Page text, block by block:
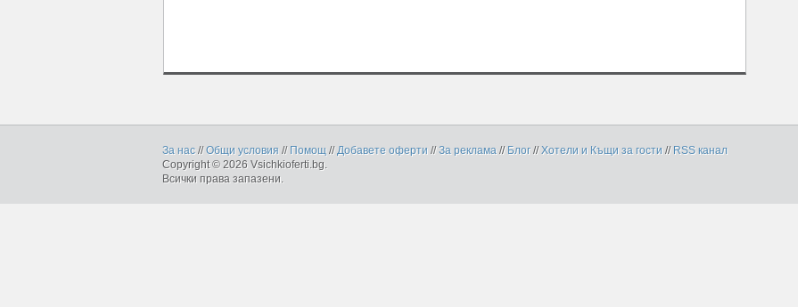
За нас //Общи условия // Помощ //Добавете оферти //За реклама // Блог //Хотели и Къщи за гости // RSS канал
Copyright © 2026 Vsichkioferti.bg.
Всички права запазени.